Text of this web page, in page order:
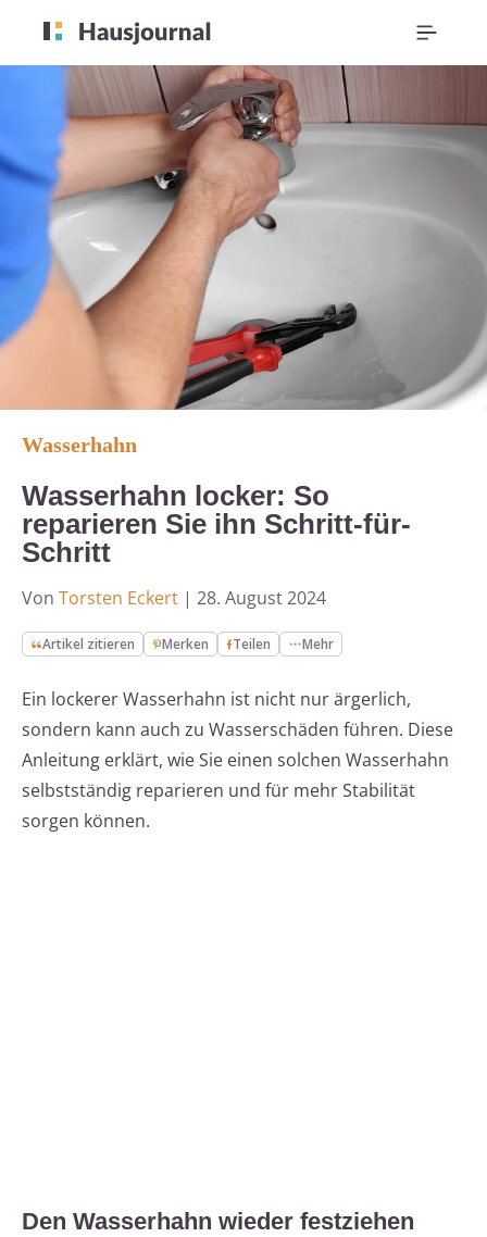
Wasserhahn
Wasserhahn locker: So
reparieren Sie ihn Schritt-für-
Schritt
Von Torsten Eckert | 28. August 2024
Artikel zitieren Merken Teilen Mehr
Ein lockerer Wasserhahn ist nicht nur ärgerlich,
sondern kann auch zu Wasserschäden führen. Diese
Anleitung erklärt, wie Sie einen solchen Wasserhahn
selbstständig reparieren und für mehr Stabilität
sorgen können.
Den Wasserhahn wieder festziehen